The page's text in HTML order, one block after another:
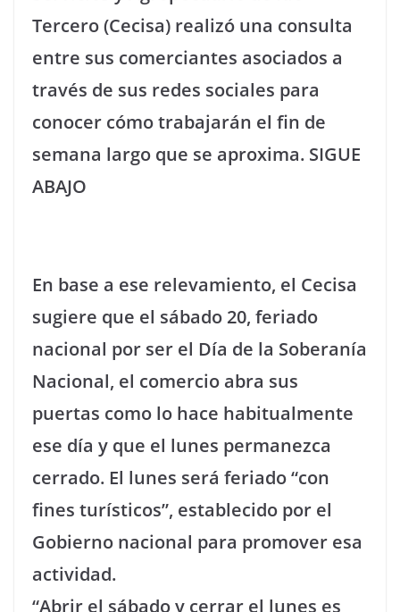
Tercero (Cecisa) realizó una consulta
entre sus comerciantes asociados a
través de sus redes sociales para
conocer cómo trabajarán el fin de
semana largo que se aproxima. SIGUE
ABAJO
En base a ese relevamiento, el Cecisa
sugiere que el sábado 20, feriado
nacional por ser el Día de la Soberanía
Nacional, el comercio abra sus
puertas como lo hace habitualmente
ese día y que el lunes permanezca
cerrado. El lunes será feriado “con
fines turísticos”, establecido por el
Gobierno nacional para promover esa
actividad.
“Abrir el sábado y cerrar el lunes es